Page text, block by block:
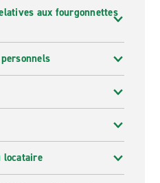
aux fourgonnettes
locataire